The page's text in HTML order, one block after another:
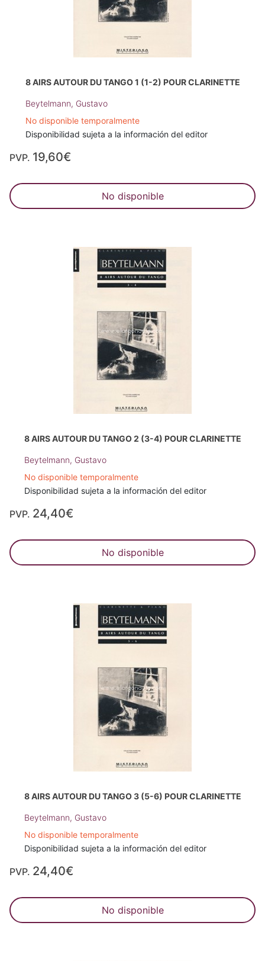
8 AIRS AUTOUR DU TANGO 1 (1-2) POUR CLARINETTE
Beytelmann, Gustavo
No disponible temporalmente
Disponibilidad sujeta a la información del editor
PVP. 19,60€
No disponible
8 AIRS AUTOUR DU TANGO 2 (3-4) POUR CLARINETTE
Beytelmann, Gustavo
No disponible temporalmente
Disponibilidad sujeta a la información del editor
PVP. 24,40€
No disponible
8 AIRS AUTOUR DU TANGO 3 (5-6) POUR CLARINETTE
Beytelmann, Gustavo
No disponible temporalmente
Disponibilidad sujeta a la información del editor
PVP. 24,40€
No disponible